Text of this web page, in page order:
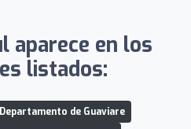
aparece en los
listados:
de Guaviare